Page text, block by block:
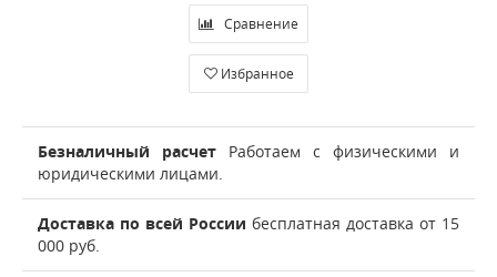
Сравнение
Избранное
Безналичный расчет Работаем с физическими и
юридическими лицами.
Доставка по всей России бесплатная доставка от 15
000 руб.